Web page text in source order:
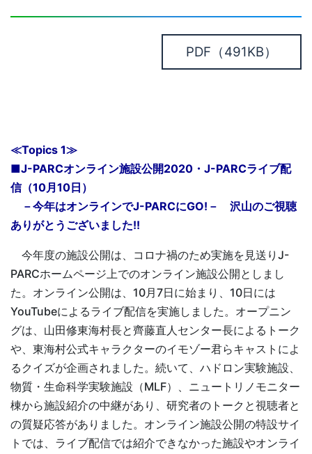
PDF （491KB）
≪Topics 1≫
■J-PARCオンライン施設公開2020・J-PARCライブ配
信（10月10日）
－今年はオンラインでJ-PARCにGO!－ 沢山のご視聴
ありがとうございました!!
今年度の施設公開は、コロナ禍のため実施を見送りJ-
PARCホームページ上でのオンライン施設公開としまし
た。オンライン公開は、10月7日に始まり、10日には
YouTubeによるライブ配信を実施しました。オープニン
グは、山田修東海村長と齊藤直人センター長によるトーク
や、東海村公式キャラクターのイモゾー君らキャストによ
るクイズが企画されました。続いて、ハドロン実験施設、
物質・生命科学実験施設（MLF）、ニュートリノモニター
棟から施設紹介の中継があり、研究者のトークと視聴者と
の質疑応答がありました。オンライン施設公開の特設サイ
トでは、ライブ配信では紹介できなかった施設やオンライ